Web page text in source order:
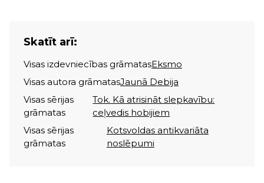
Skatīt arī:
Visas izdevniecības grāmatasEksmo
Visas autora grāmatasJaunā Debija
Visas sērijas
grāmatas
Tok. Kā atrisināt slepkavību:
ceļvedis hobijiem
Visas sērijas
grāmatas
Kotsvoldas antikvariāta
noslēpumi